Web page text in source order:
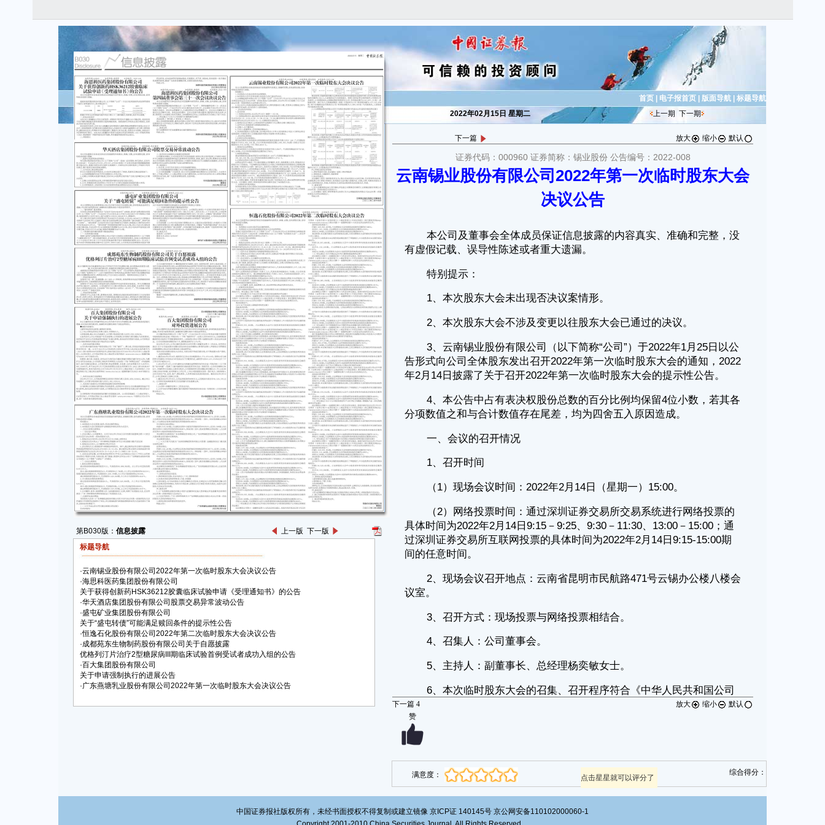
第B030版： 信息披露 上一版 下一版
标题导航
·云南锡业股份有限公司2022年第一次临时股东大会决议公告
·海思科医药集团股份有限公司
关于获得创新药HSK36212胶囊临床试验申请《受理通知书》的公告
·华天酒店集团股份有限公司股票交易异常波动公告
·盛屯矿业集团股份有限公司
关于“盛屯转债”可能满足赎回条件的提示性公告
·恒逸石化股份有限公司2022年第二次临时股东大会决议公告
·成都苑东生物制药股份有限公司关于自愿披露
优格列汀片治疗2型糖尿病III期临床试验首例受试者成功入组的公告
·百大集团股份有限公司
关于申请强制执行的进展公告
·广东燕塘乳业股份有限公司2022年第一次临时股东大会决议公告
首页 电子报首页 版面导航
标题导航
2022年02月15日 星期二
上一期 下一期
下一篇 放大 缩小 默认
证券代码：000960 证券简称：锡业股份 公告编号：2022-008
云南锡业股份有限公司2022年第一次临时股东大会
决议公告
本公司及董事会全体成员保证信息披露的内容真实、准确和完整，没
有虚假记载、误导性陈述或者重大遗漏。
特别提示：
1、本次股东大会未出现否决议案情形。
2、本次股东大会不涉及变更以往股东大会已通过的决议。
3、云南锡业股份有限公司（以下简称“公司”）于2022年1月25日以公
告形式向公司全体股东发出召开2022年第一次临时股东大会的通知，2022
年2月14日披露了关于召开2022年第一次临时股东大会的提示性公告。
4、本公告中占有表决权股份总数的百分比例均保留4位小数，若其各
分项数值之和与合计数值存在尾差，均为四舍五入原因造成。
一、会议的召开情况
1、召开时间
（1）现场会议时间：2022年2月14日（星期一）15:00。
（2）网络投票时间：通过深圳证券交易所交易系统进行网络投票的
具体时间为2022年2月14日9:15－9:25、9:30－11:30、13:00－15:00；通
过深圳证券交易所互联网投票的具体时间为2022年2月14日9:15-15:00期
间的任意时间。
2、现场会议召开地点：云南省昆明市民航路471号云锡办公楼八楼会
议室。
3、召开方式：现场投票与网络投票相结合。
4、召集人：公司董事会。
5、主持人：副董事长、总经理杨奕敏女士。
6、本次临时股东大会的召集、召开程序符合《中华人民共和国公司
法》《深圳证券交易所股票上市规则》和《云南锡业股份有限公司章程》
的有关规定。
二、会议的出席情况
计 226 户，代表股份数量合计为912,463,196 股，占公司有表决权股份总
数1,645,801,952股（扣除公司已回购股份22,974,427股，下同）的
55.4419 %。
量合计为726,961,266股，占公司有表决权股份总数的44.1706%。
3、网络投票情况：
为
185,501,930 股，占公司有表决权股份总数的11.2712 %。
出席会议的中小股东（中小股东指除公司的董事、监事、高级管理人
人，其持有公司股份5,909,801股，占公司有表决权股份总数的0.3591%；
上述持股数量未单独计入中小投资者持股数量计算）共223户，代表有表
决权的股份数量合计为186,023,430股，占公司有表决权股份总数
的 11.3029 %。其中，通过现场投票的中小股东3户，代表有表决权的股
份数量合计为 521,500股，占公司有表决权股份总数的 0.0317%。通过网
下一篇 4 放大 缩小
默认
赞
满意度： 点击星星就可以评分了
综合得分：
中国证券报社版权所有，未经书面授权不得复制或建立镜像 京ICP证 140145号 京公网安备110102000060-1